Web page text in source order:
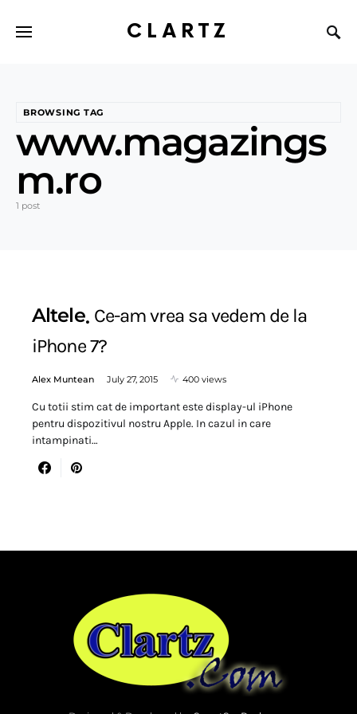
CLARTZ
BROWSING TAG
www.magazings
m.ro
1 post
Altele Ce-am vrea sa vedem de la
iPhone 7?
Alex Muntean July 27, 2015 400 views
Cu totii stim cat de important este display-ul iPhone
pentru dispozitivul nostru Apple. In cazul in care
intampinati…